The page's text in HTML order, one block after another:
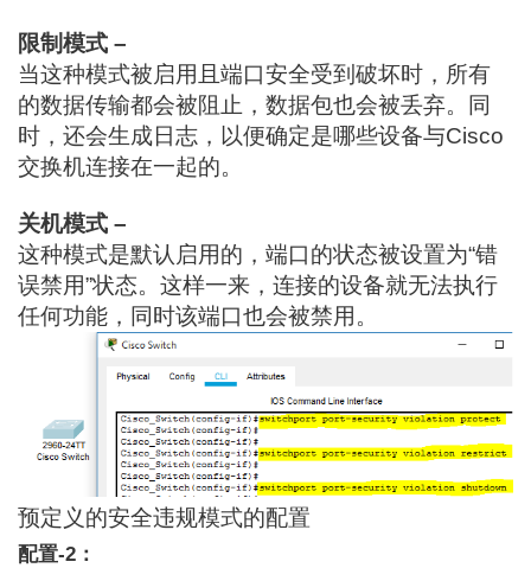
限制模式 –
当这种模式被启用且端口安全受到破坏时，所有
的数据传输都会被阻止，数据包也会被丢弃。同
时，还会生成日志，以便确定是哪些设备与Cisco
交换机连接在一起的。
关机模式 –
这种模式是默认启用的，端口的状态被设置为“错
误禁用”状态。这样一来，连接的设备就无法执行
任何功能，同时该端口也会被禁用。
预定义的安全违规模式的配置
配置-2：